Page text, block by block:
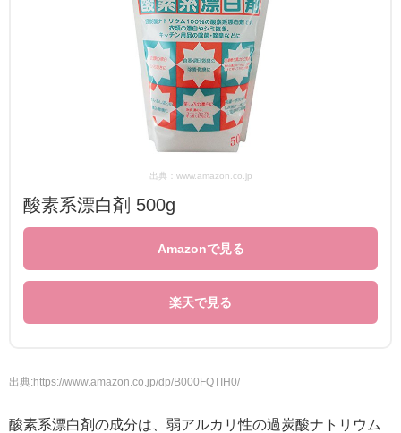
出典：www.amazon.co.jp
酸素系漂白剤 500g
Amazonで見る
楽天で見る
出典:https://www.amazon.co.jp/dp/B000FQTIH0/
酸素系漂白剤の成分は、弱アルカリ性の過炭酸ナトリウム